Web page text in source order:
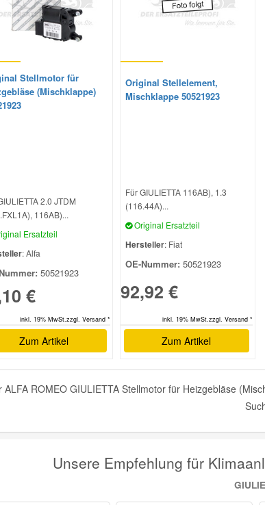
Stellmotor für
(Mischklappe)
2.0 JTDM
116AB)...
Ersatzteil
: Alfa
50521923
€
inkl. 19% MwSt.zzgl. Versand *
Zum Artikel
Original Stellelement,
Mischklappe 50521923
Für GIULIETTA 116AB), 1.3
(116.44A)...
Original Ersatzteil
Hersteller: Fiat
OE-Nummer: 50521923
92,92 €
inkl. 19% MwSt.zzgl. Versand *
Zum Artikel
ALFA ROMEO GIULIETTA Stellmotor für Heizgebläse
Unsere Empfehlung für